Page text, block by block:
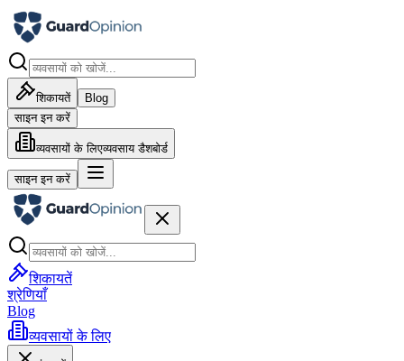
शिकायतें
Blog
साइन इन करें
व्यवसायों के लिएव्यवसाय डैशबोर्ड
साइन इन करें
शिकायतें
श्रेणियाँ
Blog
व्यवसायों के लिए